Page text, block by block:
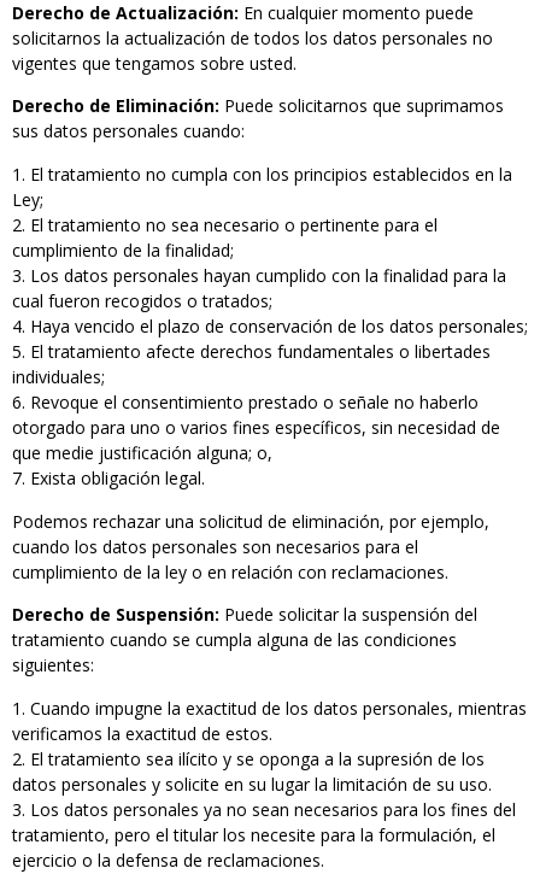
Derecho de Actualización: En cualquier momento puede
solicitarnos la actualización de todos los datos personales no
vigentes que tengamos sobre usted.
Derecho de Eliminación: Puede solicitarnos que suprimamos
sus datos personales cuando:
El tratamiento no cumpla con los principios establecidos en la
Ley;
El tratamiento no sea necesario o pertinente para el
cumplimiento de la finalidad;
Los datos personales hayan cumplido con la finalidad para la
cual fueron recogidos o tratados;
Haya vencido el plazo de conservación de los datos personales;
El tratamiento afecte derechos fundamentales o libertades
individuales;
Revoque el consentimiento prestado o señale no haberlo
otorgado para uno o varios fines específicos, sin necesidad de
que medie justificación alguna; o,
Exista obligación legal.
Podemos rechazar una solicitud de eliminación, por ejemplo,
cuando los datos personales son necesarios para el
cumplimiento de la ley o en relación con reclamaciones.
Derecho de Suspensión: Puede solicitar la suspensión del
tratamiento cuando se cumpla alguna de las condiciones
siguientes:
Cuando impugne la exactitud de los datos personales, mientras
verificamos la exactitud de estos.
El tratamiento sea ilícito y se oponga a la supresión de los
datos personales y solicite en su lugar la limitación de su uso.
Los datos personales ya no sean necesarios para los fines del
tratamiento, pero el titular los necesite para la formulación, el
ejercicio o la defensa de reclamaciones.